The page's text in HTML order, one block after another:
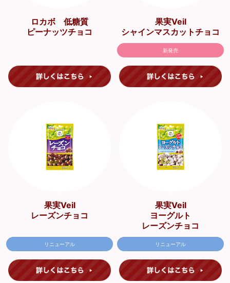
ロカボ 低糖質
ピーナッツチョコ
果実Veil
シャインマスカットチョコ
新発売
果実Veil
レーズンチョコ
リニューアル
果実Veil
ヨーグルト
レーズンチョコ
リニューアル